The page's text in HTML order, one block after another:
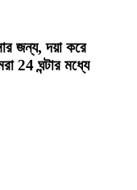
জন্য, দয়া করে
24 ঘন্টার মধ্যে